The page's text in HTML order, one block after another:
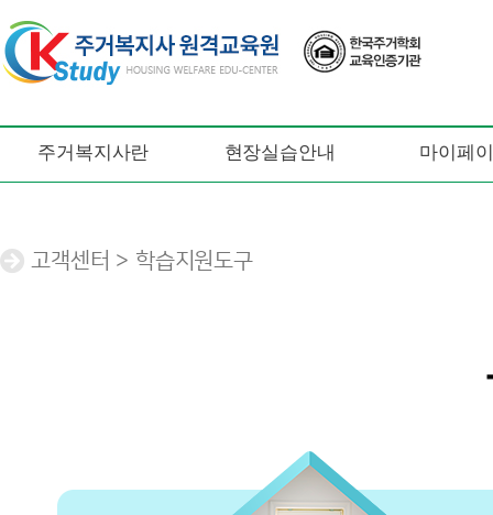
주거복지사란 현장실습안내 마이페
고객센터 > 학습지원도구